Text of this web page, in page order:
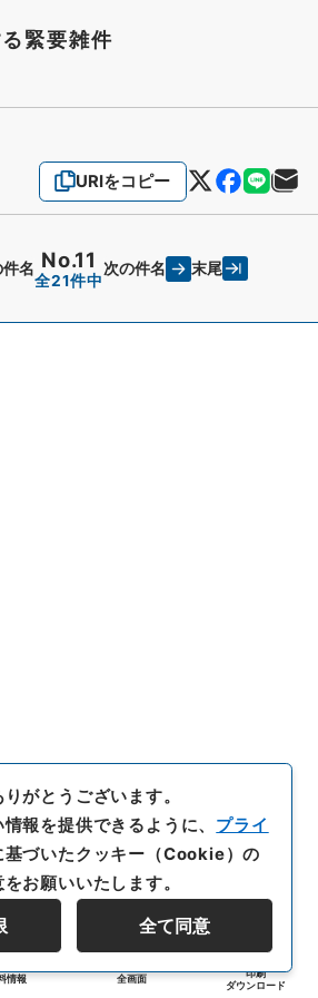
緊要雑件
URIをコピー
名 No.11
全21件中
次の件名 末尾
情報 全画面
印刷
ダウンロード
がとうございます。
報を提供できるように、 プライ
基づいたクッキー（Cookie）の
お願いいたします。
全て同意